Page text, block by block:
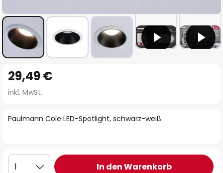
Anfang
der
springen
Paulmann Cole LED-Spotlight, schwarz-weiß
29,49 €
inkl. MwSt.
1 In den Warenkorb